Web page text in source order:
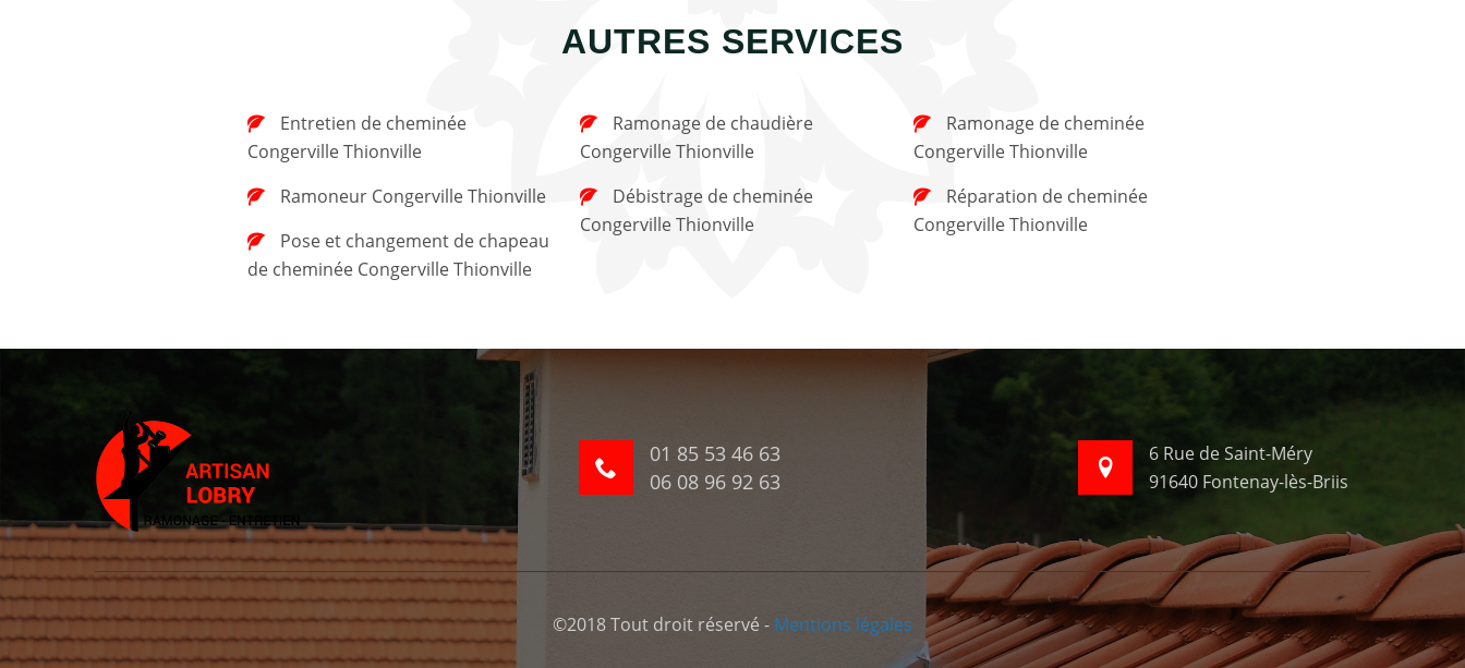
AUTRES SERVICES
Congerville Thionville
Ramoneur Congerville Thionville
de cheminée Congerville Thionville
Congerville Thionville
Congerville Thionville
Congerville Thionville
Congerville Thionville
01 85 53 46 63
06 08 96 92 63
6 Rue de Saint-Méry
91640 Fontenay-lès-Briis
©2018 Tout droit réservé - Mentions légales